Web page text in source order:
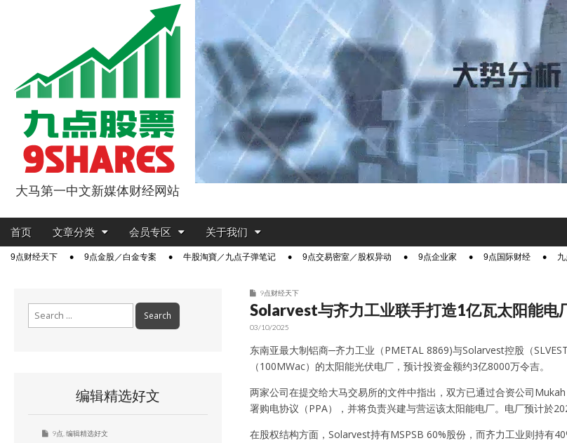
9点股票
大马第一中文新媒体财经网站
Main
Skip
content
首页 文章分类 会员专区 关于我们
Sub9点财经天下 9点金股／白金专案 牛股淘寶／九点子弹笔记 9点交易密室／股权异动 9点企业家 9点国际财经
9点财经天下
Solarvest与齐力工业联手打造1亿瓦太阳能电
03/10/2025
东南亚最大制铝商─齐力工业（PMETAL 8869)与Solarvest控股（
（100MWac）的太阳能光伏电厂，预计投资金额约3亿8000万令吉。
两家公司在提交给大马交易所的文件中指出，双方已通过合资公司
署购电协议（PPA），并将负责兴建与营运该太阳能电厂。电厂预计於
在股权结构方面，Solarvest持有MSPSB 60%股份，而齐力工业则持有
编辑精选好文
9点 编辑精选好文